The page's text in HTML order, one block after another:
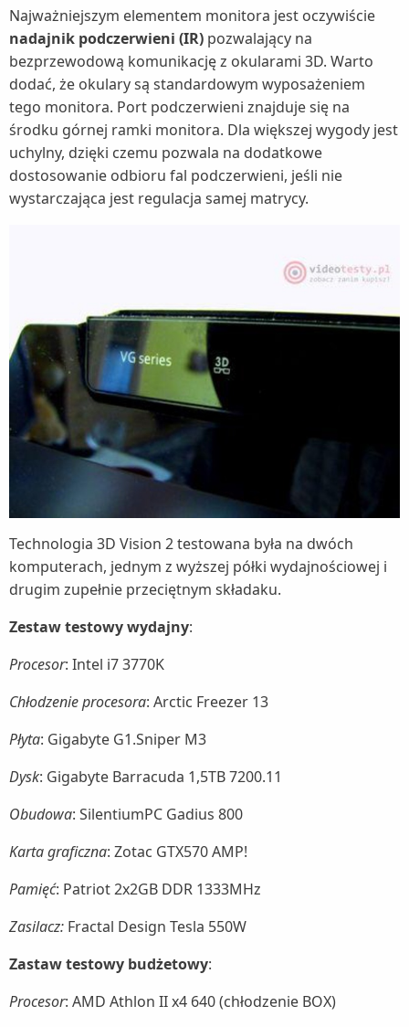
Najważniejszym elementem monitora jest oczywiście
nadajnik podczerwieni (IR) pozwalający na
bezprzewodową komunikację z okularami 3D. Warto
dodać, że okulary są standardowym wyposażeniem
tego monitora. Port podczerwieni znajduje się na
środku górnej ramki monitora. Dla większej wygody jest
uchylny, dzięki czemu pozwala na dodatkowe
dostosowanie odbioru fal podczerwieni, jeśli nie
wystarczająca jest regulacja samej matrycy.
Technologia 3D Vision 2 testowana była na dwóch
komputerach, jednym z wyższej półki wydajnościowej i
drugim zupełnie przeciętnym składaku.
Zestaw testowy wydajny:
Procesor: Intel i7 3770K
Chłodzenie procesora: Arctic Freezer 13
Płyta: Gigabyte G1.Sniper M3
Dysk: Gigabyte Barracuda 1,5TB 7200.11
Obudowa: SilentiumPC Gadius 800
Karta graficzna: Zotac GTX570 AMP!
Pamięć: Patriot 2x2GB DDR 1333MHz
Zasilacz: Fractal Design Tesla 550W
Zastaw testowy budżetowy:
Procesor: AMD Athlon II x4 640 (chłodzenie BOX)